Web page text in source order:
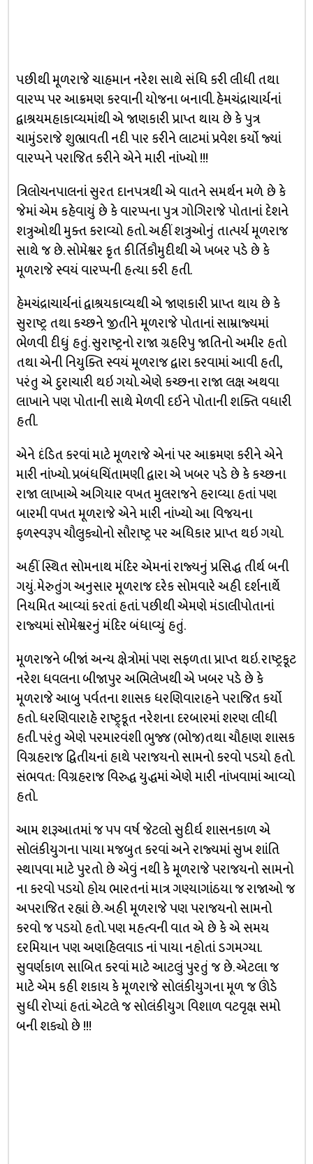
પછીથી મૂળરાજે ચાહમાન નરેશ સાથે સંધિ કરી લીધી તથા
વારપ્પ પર આક્રમણ કરવાની યોજના બનાવી. હેમચંદ્રાચાર્યનાં
દ્વાશ્રયમહાકાવ્યમાંથી એ જાણકારી પ્રાપ્ત થાય છે કે પુત્ર
ચામુંડરાજે શુભ્રાવતી નદી પાર કરીને લાટમાં પ્રવેશ કર્યો જ્યાં
વારપ્પને પરાજિત કરીને એને મારી નાંખ્યો !!!
ત્રિલોચનપાલનાં સુરત દાનપત્રથી એ વાતને સમર્થન મળે છે કે
જેમાં એમ કહેવાયું છે કે વારપ્પના પુત્ર ગોગિરાજે પોતાનાં દેશને
શત્રુઓથી મુક્ત કરાવ્યો હતો. અહીં શત્રુઓનું તાત્પર્ય મૂળરાજ
સાથે જ છે. સોમેશ્વર કૃત કીર્તિકૌમુદીથી એ ખબર પડે છે કે
મૂળરાજે સ્વયં વારપ્પની હત્યા કરી હતી.
હેમચંદ્રાચાર્યનાં દ્વાશ્રયકાવ્યથી એ જાણકારી પ્રાપ્ત થાય છે કે
સુરાષ્ટ્ર તથા કચ્છને જીતીને મૂળરાજે પોતાનાં સામ્રાજ્યમાં
ભેળવી દીધું હતું. સુરાષ્ટ્રનો રાજા ગ્રહરિપુ જાતિનો અમીર હતો
તથા એની નિયુક્તિ સ્વયં મૂળરાજ દ્વારા કરવામાં આવી હતી,
પરંતુ એ દુરાચારી થઇ ગયો. એણે કચ્છના રાજા લક્ષ અથવા
લાખાને પણ પોતાની સાથે મેળવી દઈને પોતાની શક્તિ વધારી
હતી.
એને દંડિત કરવાં માટે મૂળરાજે એનાં પર આક્રમણ કરીને એને
મારી નાંખ્યો. પ્રબંધચિંતામણી દ્વારા એ ખબર પડે છે કે કચ્છના
રાજા લાખાએ અગિયાર વખત મુલરાજને હરાવ્યા હતાં પણ
બારમી વખત મૂળરાજે એને મારી નાંખ્યો આ વિજયના
ફળસ્વરૂપ ચૌલુક્યોનો સૌરાષ્ટ્ર પર અધિકાર પ્રાપ્ત થઇ ગયો.
અહીં સ્થિત સોમનાથ મંદિર એમનાં રાજ્યનું પ્રસિદ્ધ તીર્થ બની
ગયું. મેરુતુંગ અનુસાર મૂળરાજ દરેક સોમવારે અહી દર્શનાર્થે
નિયમિત આવ્યાં કરતાં હતાં. પછીથી એમણે મંડાલીપોતાનાં
રાજ્યમાં સોમેશ્વરનું મંદિર બંધાવ્યું હતું.
મૂળરાજને બીજાં અન્ય ક્ષેત્રોમાં પણ સફળતા પ્રાપ્ત થઇ. રાષ્ટ્રકૂટ
નરેશ ધવલના બીજાપુર અભિલેખથી એ ખબર પડે છે કે
મૂળરાજે આબુ પર્વતના શાસક ધરણિવારાહને પરાજિત કર્યો
હતો. ધરણિવારાહે રાષ્ટ્ર્કૂત નરેશના દરબારમાં શરણ લીધી
હતી. પરંતુ એણે પરમારવંશી ભુજ્જ (ભોજ)તથા ચૌહાણ શાસક
વિગ્રહરાજ દ્વિતીયનાં હાથે પરાજયનો સામનો કરવો પડયો હતો.
સંભવત: વિગ્રહરાજ વિરુદ્ધ યુદ્ધમાં એણે મારી નાંખવામાં આવ્યો
હતો.
આમ શરૂઆતમાં જ ૫૫ વર્ષ જેટલો સુદીર્ઘ શાસનકાળ એ
સોલંકીયુગના પાયા મજબુત કરવાં અને રાજ્યમાં સુખ શાંતિ
સ્થાપવા માટે પુરતો છે એવું નથી કે મૂળરાજે પરાજયનો સામનો
ના કરવો પડયો હોય ભારતનાં માત્ર ગણ્યાગાંઠયા જ રાજાઓ જ
અપરાજિત રહ્યાં છે. અહી મૂળરાજે પણ પરાજયનો સામનો
કરવો જ પડયો હતો. પણ મહત્વની વાત એ છે કે એ સમય
દરમિયાન પણ અણહિલવાડ નાં પાયા નહોતાં ડગમગ્યા.
સુવર્ણકાળ સાબિત કરવાં માટે આટલું પુરતું જ છે. એટલા જ
માટે એમ કહી શકાય કે મૂળરાજે સોલંકીયુગના મૂળ જ ઊંડે
સુધી રોપ્યાં હતાં. એટલે જ સોલંકીયુગ વિશાળ વટવૃક્ષ સમો
બની શક્યો છે !!!